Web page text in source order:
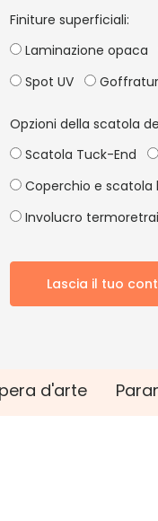
Finiture superficiali:
Laminazione opaca
Spot UV
Opzioni della scatola
Scatola Tuck-End
Coperchio e scatola
Involucro
Lascia il tuo
d'arte